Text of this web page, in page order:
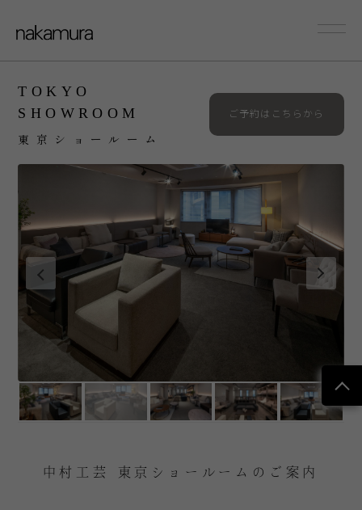
Couch/Onearm
TOKYO
SHOWROOM
東京ショールーム
ご予約はこちらから
中村工芸 東京ショールームのご案内